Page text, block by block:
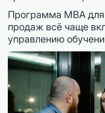
Программа MBA
продаж всё чаще
управлению